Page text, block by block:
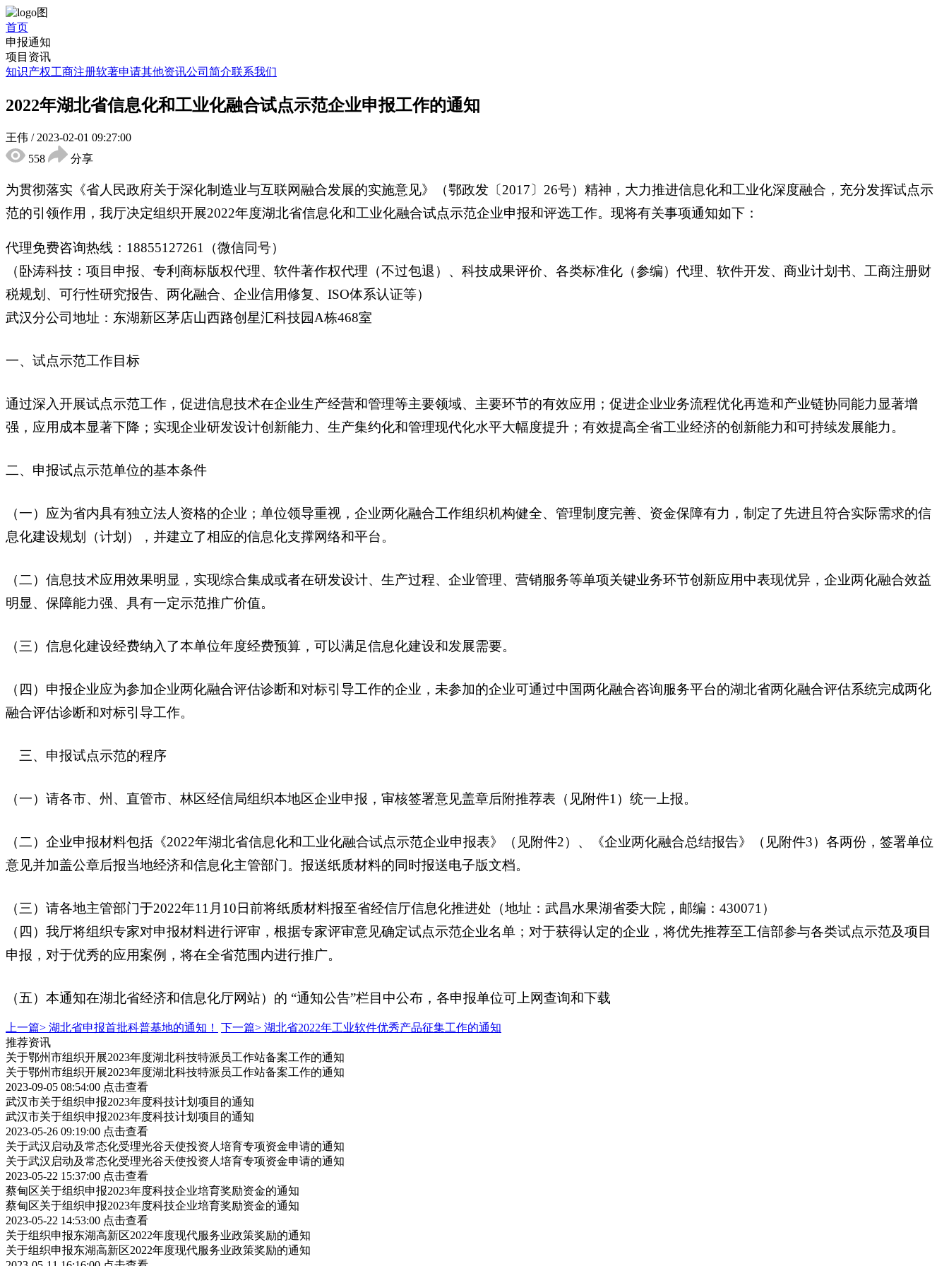
首页
申报通知
项目资讯
知识产权工商注册软著申请其他资讯公司简介联系我们
2022年湖北省信息化和工业化融合试点示范企业申报工作的通知
王伟 / 2023-02-01 09:27:00
558
分享
为贯彻落实《省人民政府关于深化制造业与互联网融合发展的实施意见》（鄂政发〔2017〕26号）精神，大力推进信息化和工业化深度融合，充分发挥试点示
范的引领作用，我厅决定组织开展2022年度湖北省信息化和工业化融合试点示范企业申报和评选工作。现将有关事项通知如下：
代理免费咨询热线：18855127261（微信同号）
（卧涛科技：项目申报、专利商标版权代理、软件著作权代理（不过包退）、科技成果评价、各类标准化（参编）代理、软件开发、商业计划书、工商注册财
税规划、可行性研究报告、两化融合、企业信用修复、ISO体系认证等）
武汉分公司地址：东湖新区茅店山西路创星汇科技园A栋468室
一、试点示范工作目标
通过深入开展试点示范工作，促进信息技术在企业生产经营和管理等主要领域、主要环节的有效应用；促进企业业务流程优化再造和产业链协同能力显著增
强，应用成本显著下降；实现企业研发设计创新能力、生产集约化和管理现代化水平大幅度提升；有效提高全省工业经济的创新能力和可持续发展能力。
二、申报试点示范单位的基本条件
（一）应为省内具有独立法人资格的企业；单位领导重视，企业两化融合工作组织机构健全、管理制度完善、资金保障有力，制定了先进且符合实际需求的信
息化建设规划（计划），并建立了相应的信息化支撑网络和平台。
（二）信息技术应用效果明显，实现综合集成或者在研发设计、生产过程、企业管理、营销服务等单项关键业务环节创新应用中表现优异，企业两化融合效益
明显、保障能力强、具有一定示范推广价值。
（三）信息化建设经费纳入了本单位年度经费预算，可以满足信息化建设和发展需要。
（四）申报企业应为参加企业两化融合评估诊断和对标引导工作的企业，未参加的企业可通过中国两化融合咨询服务平台的湖北省两化融合评估系统完成两化
融合评估诊断和对标引导工作。
三、申报试点示范的程序
（一）请各市、州、直管市、林区经信局组织本地区企业申报，审核签署意见盖章后附推荐表（见附件1）统一上报。
（二）企业申报材料包括《2022年湖北省信息化和工业化融合试点示范企业申报表》（见附件2）、《企业两化融合总结报告》（见附件3）各两份，签署单位
意见并加盖公章后报当地经济和信息化主管部门。报送纸质材料的同时报送电子版文档。
（三）请各地主管部门于2022年11月10日前将纸质材料报至省经信厅信息化推进处（地址：武昌水果湖省委大院，邮编：430071）
（四）我厅将组织专家对申报材料进行评审，根据专家评审意见确定试点示范企业名单；对于获得认定的企业，将优先推荐至工信部参与各类试点示范及项目
申报，对于优秀的应用案例，将在全省范围内进行推广。
（五）本通知在湖北省经济和信息化厅网站）的 “通知公告”栏目中公布，各申报单位可上网查询和下载
上一篇> 湖北省申报首批科普基地的通知！ 下一篇> 湖北省2022年工业软件优秀产品征集工作的通知
推荐资讯
关于鄂州市组织开展2023年度湖北科技特派员工作站备案工作的通知
关于鄂州市组织开展2023年度湖北科技特派员工作站备案工作的通知
2023-09-05 08:54:00 点击查看
武汉市关于组织申报2023年度科技计划项目的通知
武汉市关于组织申报2023年度科技计划项目的通知
2023-05-26 09:19:00 点击查看
关于武汉启动及常态化受理光谷天使投资人培育专项资金申请的通知
关于武汉启动及常态化受理光谷天使投资人培育专项资金申请的通知
2023-05-22 15:37:00 点击查看
蔡甸区关于组织申报2023年度科技企业培育奖励资金的通知
蔡甸区关于组织申报2023年度科技企业培育奖励资金的通知
2023-05-22 14:53:00 点击查看
关于组织申报东湖高新区2022年度现代服务业政策奖励的通知
关于组织申报东湖高新区2022年度现代服务业政策奖励的通知